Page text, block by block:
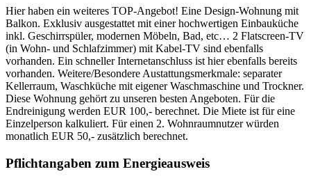
Hier haben ein weiteres TOP-Angebot! Eine Design-Wohnung mit
Balkon. Exklusiv ausgestattet mit einer hochwertigen Einbauküche
inkl. Geschirrspüler, modernen Möbeln, Bad, etc… 2 Flatscreen-TV
(in Wohn- und Schlafzimmer) mit Kabel-TV sind ebenfalls
vorhanden. Ein schneller Internetanschluss ist hier ebenfalls bereits
vorhanden. Weitere/Besondere Austattungsmerkmale: separater
Kellerraum, Waschküche mit eigener Waschmaschine und Trockner.
Diese Wohnung gehört zu unseren besten Angeboten. Für die
Endreinigung werden EUR 100,- berechnet. Die Miete ist für eine
Einzelperson kalkuliert. Für einen 2. Wohnraumnutzer würden
monatlich EUR 50,- zusätzlich berechnet.
Pflichtangaben zum Energieausweis